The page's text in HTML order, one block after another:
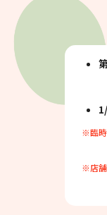
※臨時
※店